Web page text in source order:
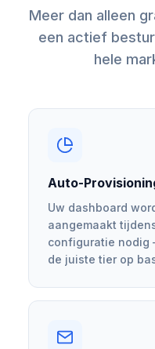
Meer dan alleen
een actief
hele
Auto-
Uw dashboard
aangemaakt
configuratie nodig
de juiste tier op